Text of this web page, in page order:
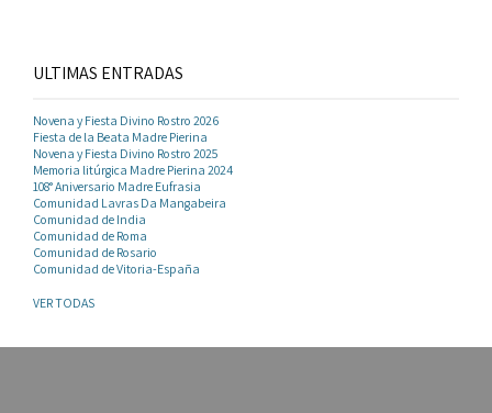
ULTIMAS ENTRADAS
Novena y Fiesta Divino Rostro 2026
Fiesta de la Beata Madre Pierina
Novena y Fiesta Divino Rostro 2025
Memoria litúrgica Madre Pierina 2024
108° Aniversario Madre Eufrasia
Comunidad Lavras Da Mangabeira
Comunidad de India
Comunidad de Roma
Comunidad de Rosario
Comunidad de Vitoria-España
VER TODAS